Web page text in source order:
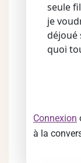
seule
je
déjoué
quoi
Connexion
à la